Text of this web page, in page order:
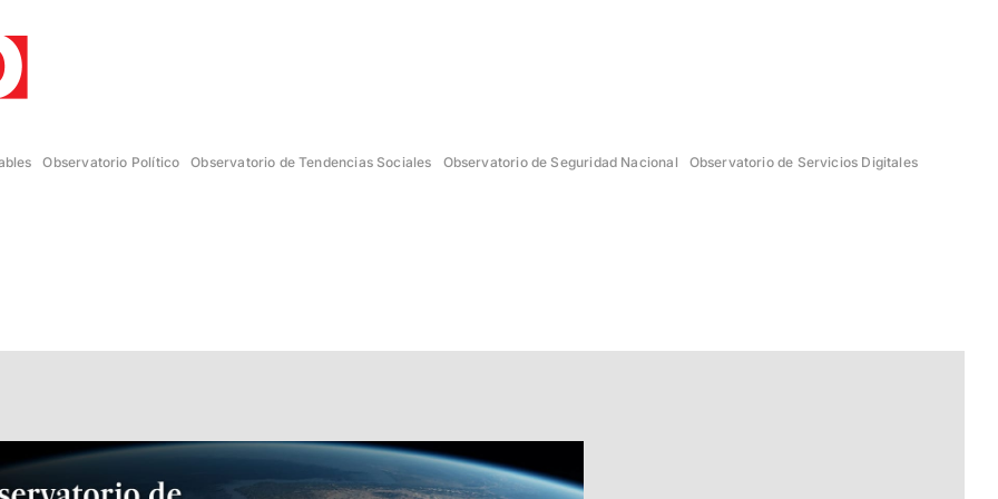
Observatorio Político Observatorio de Tendencias Sociales Observatorio de Seguridad Nacional Observatorio de Servicios Digitales